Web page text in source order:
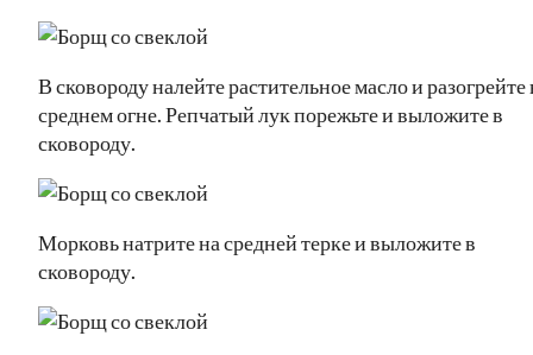
В сковороду налейте растительное масло и разогрейте
среднем огне. Репчатый лук порежьте и выложите в
сковороду.
Морковь натрите на средней терке и выложите в
сковороду.